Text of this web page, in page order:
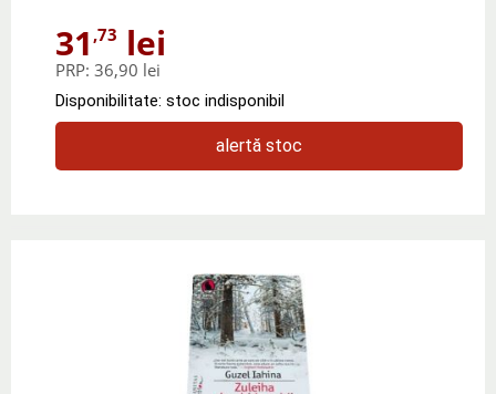
31 ,73 lei
PRP: 36,90 lei
Disponibilitate: stoc indisponibil
alertă stoc